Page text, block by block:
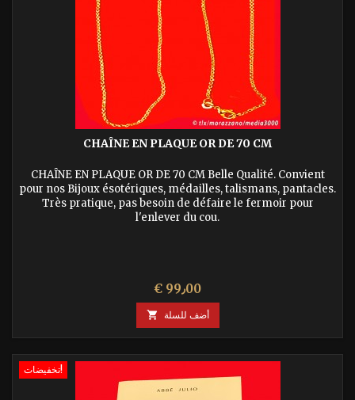
CHAÎNE EN PLAQUE OR DE 70 CM
CHAÎNE EN PLAQUE OR DE 70 CM Belle Qualité. Convient
pour nos Bijoux ésotériques, médailles, talismans, pantacles.
Très pratique, pas besoin de défaire le fermoir pour
l'enlever du cou.
السعر € 99٫00
 أضف للسلة
تخفيضات!